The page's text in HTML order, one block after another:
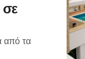
σε
από τα